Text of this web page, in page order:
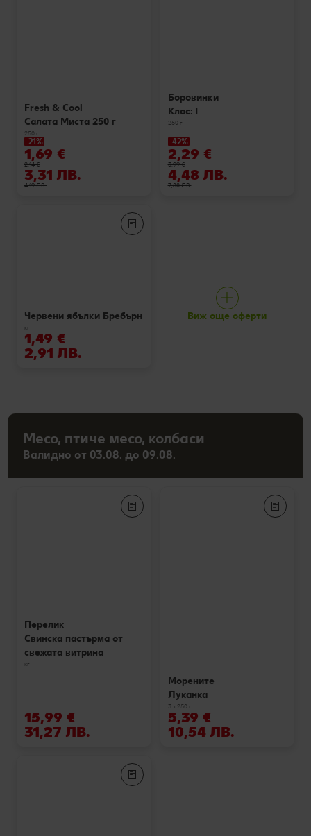
Fresh & Cool
Салата Миста 250 г
250 г
-21%
1,69 €
2,14 €
3,31 ЛВ.
4,19 ЛВ.
Боровинки
Клас: I
250 г
-42%
2,29 €
3,99 €
4,48 ЛВ.
7,80 ЛВ.
Червени ябълки Бребърн
кг
1,49 €
2,91 ЛВ.
Виж още оферти
Месо, птиче месо, колбаси
Валидно от 03.08. до 09.08.
Перелик
Свинска пастърма от
свежата витрина
кг
15,99 €
31,27 ЛВ.
Морените
Луканка
3 х 250 г
5,39 €
10,54 ЛВ.